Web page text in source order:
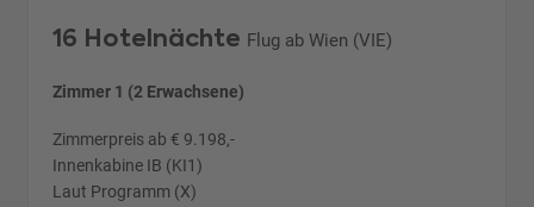
16 Hotelnächte Flug ab Wien (VIE)
Zimmer 1 (2 Erwachsene)
Zimmerpreis ab € 9.198,-
Innenkabine IB (KI1)
Laut Programm (X)